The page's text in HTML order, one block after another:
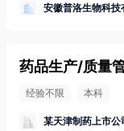
安徽普洛生物科技
药品生产/质量
经验不限 本科
某天津制药上市公